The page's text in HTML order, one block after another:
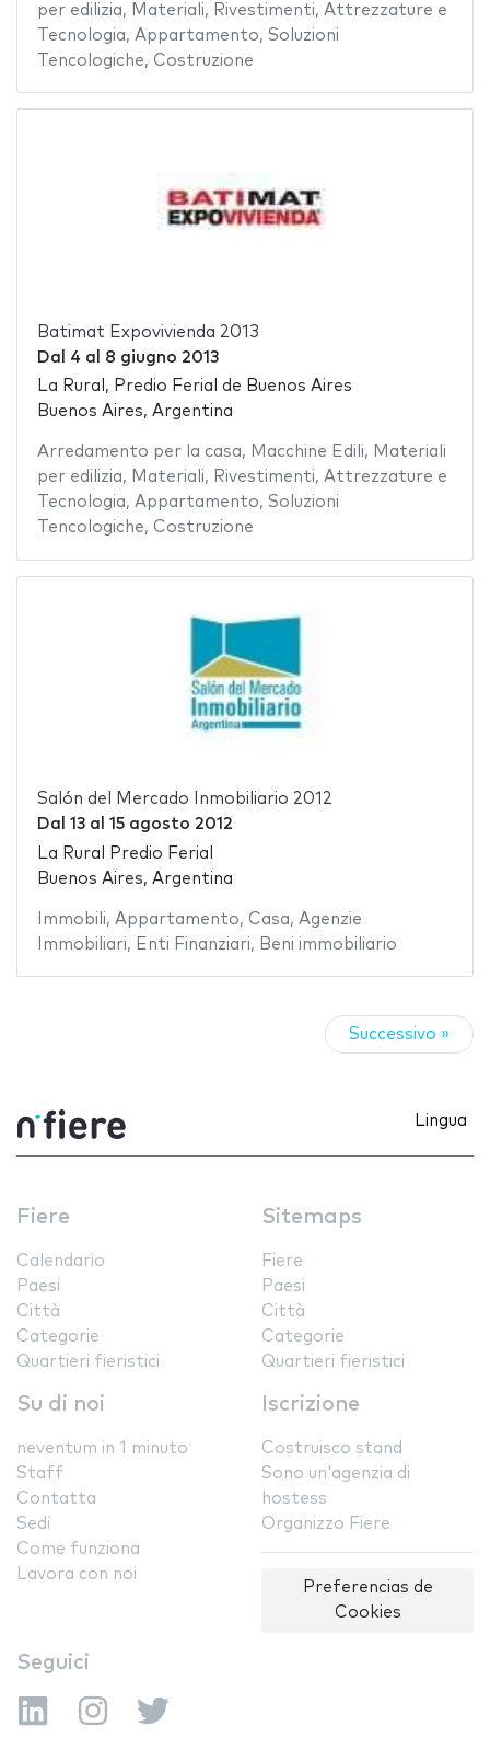
per edilizia, Materiali, Rivestimenti, Attrezzature e
Tecnologia, Appartamento, Soluzioni
Tencologiche, Costruzione
Batimat Expovivienda 2013
Dal 4 al 8 giugno 2013
La Rural, Predio Ferial de Buenos Aires
Buenos Aires, Argentina
Arredamento per la casa, Macchine Edili, Materiali
per edilizia, Materiali, Rivestimenti, Attrezzature e
Tecnologia, Appartamento, Soluzioni
Tencologiche, Costruzione
Salón del Mercado Inmobiliario 2012
Dal 13al 15 agosto 2012
La Rural Predio Ferial
Buenos Aires, Argentina
Immobili, Appartamento, Casa, Agenzie
Immobiliari, Enti Finanziari, Beni immobiliario
Successivo »
Lingua
Fiere
Calendario
Paesi
Città
Categorie
Quartieri fieristici
Sitemaps
Fiere
Paesi
Città
Categorie
Quartieri fieristici
Su di noi
neventum in 1 minuto
Staff
Contatta
Sedi
Come funziona
Lavora con noi
Iscrizione
Costruisco stand
Sono un'agenzia di
hostess
Organizzo Fiere
Preferencias de
Cookies
Seguici